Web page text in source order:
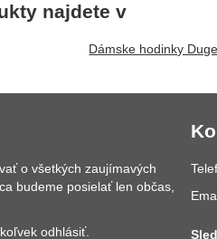
najdete v
Dámske hodinky
o všetkých zaujímavých
budeme posielať len občas,
odhlásiť.